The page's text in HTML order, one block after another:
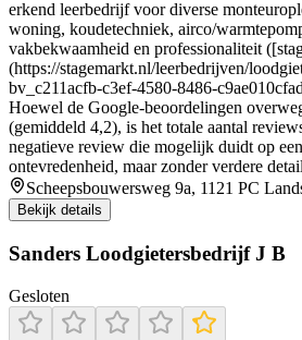
erkend leerbedrijf voor diverse
woning, koudetechniek, airco/
vakbekwaamheid en professionaliteit
(https://stagemarkt.nl/leerbedrijven/
bv_c211acfb-c3ef-4580-8486-
Hoewel de Google‑beoordelingen
(gemiddeld 4,2), is het totale aantal
negatieve review die mogelijk duidt op
ontevredenheid, maar zonder verdere
Scheepsbouwersweg 9a, 1121 PC
Bekijk details
Sanders Loodgietersbedrijf J B
Gesloten